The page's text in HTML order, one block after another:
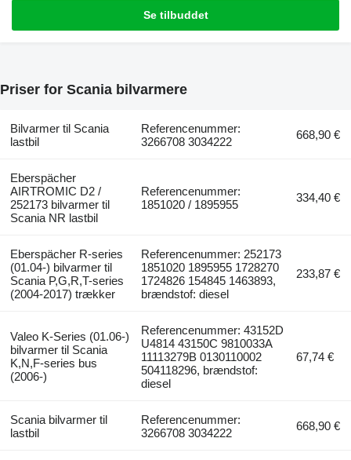
Se tilbuddet
Priser for Scania bilvarmere
Bilvarmer til Scania
lastbil
Referencenummer:
3266708 3034222
668,90 €
Eberspächer
AIRTROMIC D2 /
252173 bilvarmer til
Scania NR lastbil
Referencenummer:
1851020 / 1895955
334,40 €
Eberspächer R-series
(01.04-) bilvarmer til
Scania P,G,R,T-series
(2004-2017) trækker
Referencenummer: 252173
1851020 1895955 1728270
1724826 154845 1463893,
brændstof: diesel
233,87 €
Valeo K-Series (01.06-)
bilvarmer til Scania
K,N,F-series bus
(2006-)
Referencenummer: 43152D
U4814 43150C 9810033A
11113279B 0130110002
504118296, brændstof:
diesel
67,74 €
Scania bilvarmer til
lastbil
Referencenummer:
3266708 3034222
668,90 €